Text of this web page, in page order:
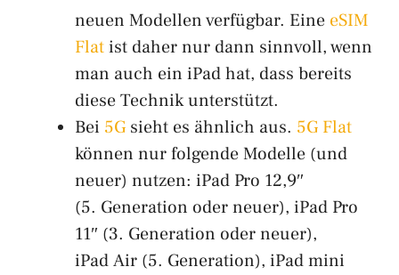
neuen Modellen verfügbar. Eine eSIM
Flatist daher nur dann sinnvoll, wenn
man auch ein iPad hat, dass bereits
diese Technik unterstützt.
Bei 5G sieht es ähnlich aus. 5G Flat
können nur folgende Modelle (und
neuer) nutzen: iPad Pro 12,9″
(5. Generation oder neuer), iPad Pro
11″ (3. Generation oder neuer),
iPad Air (5. Generation), iPad mini